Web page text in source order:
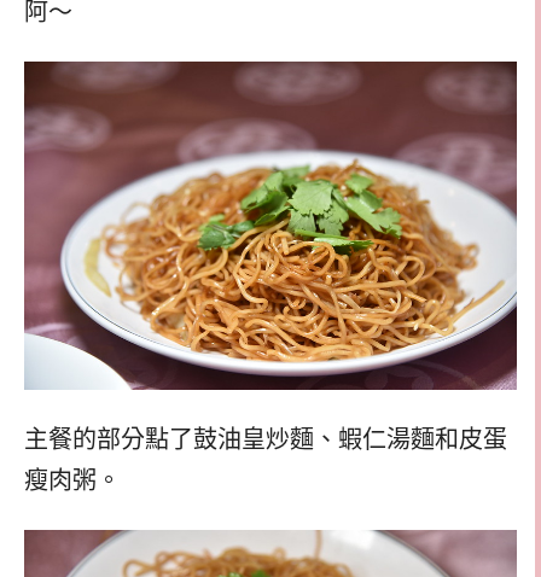
阿～
主餐的部分點了鼓油皇炒麵、蝦仁湯麵和皮蛋
瘦肉粥。